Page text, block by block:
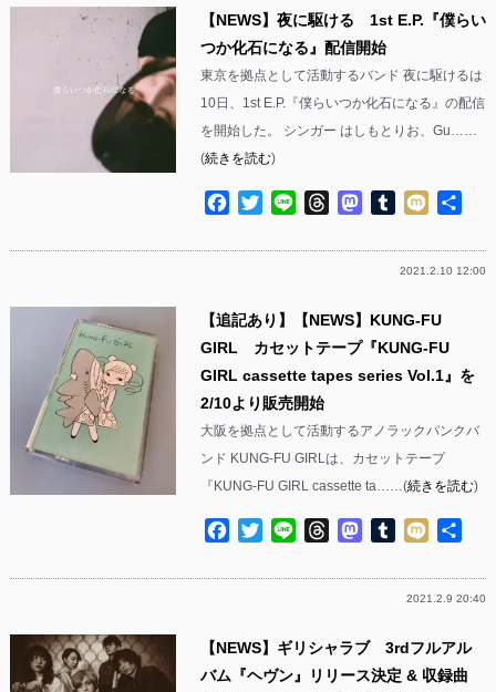
【NEWS】夜に駆ける 1st E.P.『僕らい
つか化石になる』配信開始
東京を拠点として活動するバンド 夜に駆けるは
10日、1st E.P.『僕らいつか化石になる』の配信
を開始した。 シンガー はしもとりお、Gu……
(続きを読む)
Facebook
TwitterLine ThreadsMastodon
Tumblr
Mixi
2021.2.10 12:00
【追記あり】【NEWS】KUNG-FU
GIRL カセットテープ『KUNG-FU
GIRL cassette tapes series Vol.1』を
2/10より販売開始
大阪を拠点として活動するアノラックパンクバ
ンド KUNG-FU GIRLは、カセットテープ
『KUNG-FU GIRL cassette ta……(続きを読む)
Facebook
TwitterLine ThreadsMastodon
Tumblr
Mixi
2021.2.9 20:40
【NEWS】ギリシャラブ 3rdフルアル
バム『ヘヴン』リリース決定 & 収録曲